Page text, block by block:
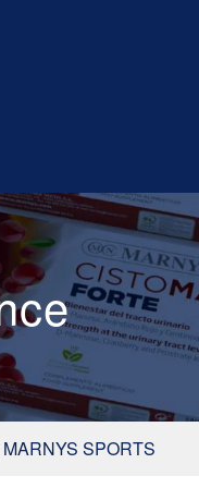
MARNYS SPORTS